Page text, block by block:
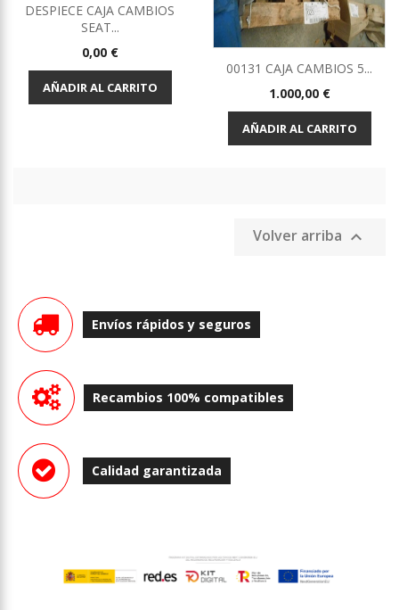
DESPIECE CAJA CAMBIOS
SEAT...
Precio
0,00 €
AÑADIR AL CARRITO
00131 CAJA CAMBIOS 5...
Precio
1.000,00 €
AÑADIR AL CARRITO
Volver arriba 
Envíos rápidos y seguros
Recambios 100% compatibles
Calidad garantizada